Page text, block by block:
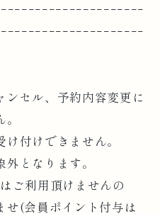
ｰｰｰｰｰｰｰｰｰｰｰｰｰｰｰｰｰｰｰｰ
ｰｰｰｰｰｰｰｰｰｰｰｰｰｰｰｰｰｰｰｰ
セル、予約内容変更に
付けできません。
となります。
ご利用頂けませんの
せ(会員ポイント付与は